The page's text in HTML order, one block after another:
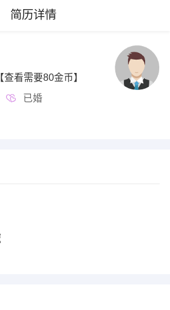
简历详情
【查看需要80金币】
已婚